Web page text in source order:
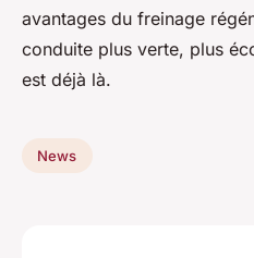
avantages du freinage
conduite plus verte, plus
est déjà là.
News